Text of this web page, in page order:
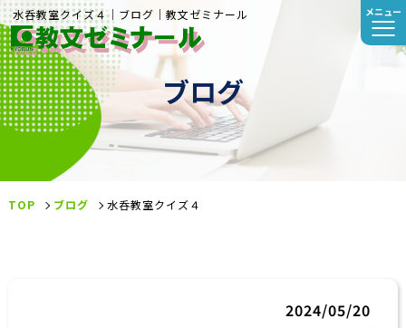
水呑教室クイズ４｜ブログ｜教文ゼミナール メニュー
ブログ
TOP ブログ 水呑教室クイズ４
2024/05/20